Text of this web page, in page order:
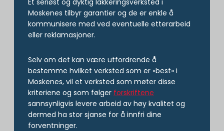
Moskenes tilbyr garantier og de er enkle å
kommunisere med ved eventuelle etterarbeid
eller reklamasjoner.
Selv om det kan være utfordrende å
bestemme hvilket verksted som er «best» i
Moskenes, vil et verksted som møter disse
kriteriene og som følger forskriftene
sannsynligvis levere arbeid av høy kvalitet og
dermed ha stor sjanse for å innfri dine
forventninger.